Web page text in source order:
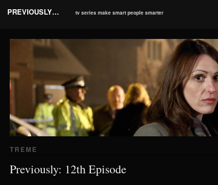
PREVIOUSLY… tv series make smart people smarter
TREME
Previously: 12th Episode